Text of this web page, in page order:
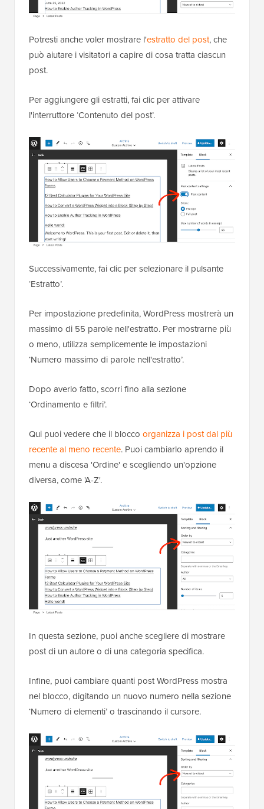
Potresti anche voler mostrare l'estratto del post, che
può aiutare i visitatori a capire di cosa tratta ciascun
post.
Per aggiungere gli estratti, fai clic per attivare
l'interruttore ‘Contenuto del post’.
Successivamente, fai clic per selezionare il pulsante
‘Estratto’.
Per impostazione predefinita, WordPress mostrerà un
massimo di 55 parole nell'estratto. Per mostrarne più
o meno, utilizza semplicemente le impostazioni
‘Numero massimo di parole nell'estratto’.
Dopo averlo fatto, scorri fino alla sezione
‘Ordinamento e filtri’.
Qui puoi vedere che il blocco organizza i post dal più
recente al meno recente. Puoi cambiarlo aprendo il
menu a discesa 'Ordine' e scegliendo un'opzione
diversa, come 'A-Z'.
In questa sezione, puoi anche scegliere di mostrare
post di un autore o di una categoria specifica.
Infine, puoi cambiare quanti post WordPress mostra
nel blocco, digitando un nuovo numero nella sezione
‘Numero di elementi’ o trascinando il cursore.